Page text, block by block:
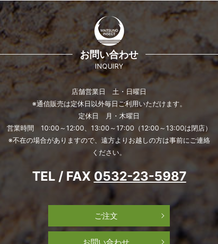
お問い合わせ
INQUIRY
店舗営業日 土・日曜日
※通信販売は定休日以外毎日ご利用いただけます。
定休日 月・木曜日
営業時間 10:00～12:00、13:00～17:00（12:00～13:00は閉店）
※不在の場合がありますので、遠方よりお越しの方は事前にご連絡
ください。
TEL / FAX 0532-23-5987
ご注文
お問い合わせ